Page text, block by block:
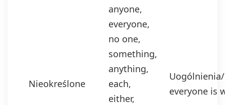
Nieokreślone
anyone,
everyone,
no one,
something,
anything,
each,
either,
everyone is